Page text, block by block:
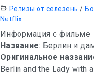
Релизы от селезень /
Netflix
Информация о фильме
Название: Берлин и
Оригинальное
Berlin and the Lady with